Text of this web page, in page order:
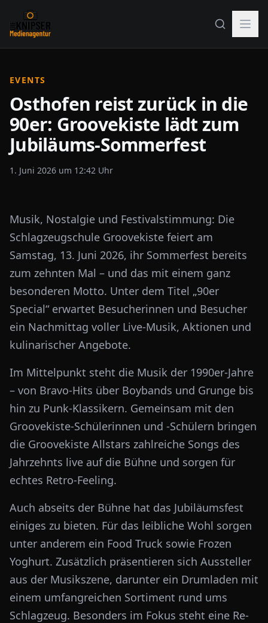
EVENTS
Osthofen reist zurück in die
90er: Groovekiste lädt zum
Jubiläums-Sommerfest
1. Juni 2026 um 12:42 Uhr
Musik, Nostalgie und Festivalstimmung: Die
Schlagzeugschule Groovekiste feiert am
Samstag, 13. Juni 2026, ihr Sommerfest bereits
zum zehnten Mal – und das mit einem ganz
besonderen Motto. Unter dem Titel „90er
Special“ erwartet Besucherinnen und Besucher
ein Nachmittag voller Live-Musik, Aktionen und
kulinarischer Angebote.
Im Mittelpunkt steht die Musik der 1990er-Jahre
– von Bravo-Hits über Boybands und Grunge bis
hin zu Punk-Klassikern. Gemeinsam mit den
Groovekiste-Schülerinnen und -Schülern bringen
die Groovekiste Allstars zahlreiche Songs des
Jahrzehnts live auf die Bühne und sorgen für
echtes Retro-Feeling.
Auch abseits der Bühne hat das Jubiläumsfest
einiges zu bieten. Für das leibliche Wohl sorgen
unter anderem ein Food Truck sowie Frozen
Yoghurt. Zusätzlich präsentieren sich Aussteller
aus der Musikszene, darunter ein Drumladen mit
einem umfangreichen Sortiment rund ums
Schlagzeug. Besonders im Fokus steht eine Re-